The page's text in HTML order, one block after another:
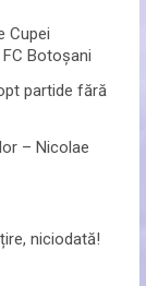
Cupei
Botoșani
partide fără
– Nicolae
niciodată!